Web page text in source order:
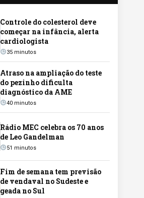
Controle do colesterol deve
começar na infância, alerta
cardiologista
35 minutos
Atraso na ampliação do teste
do pezinho dificulta
diagnóstico da AME
40 minutos
Rádio MEC celebra os 70 anos
de Leo Gandelman
51 minutos
Fim de semana tem previsão
de vendaval no Sudeste e
geada no Sul